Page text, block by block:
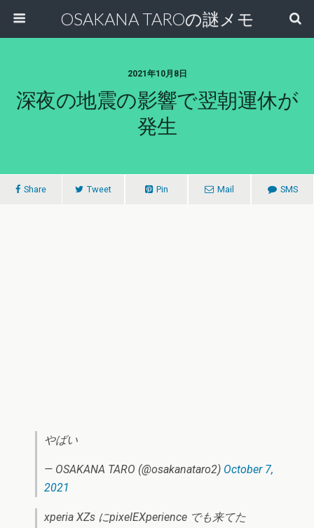
OSAKANA TAROの謎メモ
2021年10月8日
深夜の地震の影響で翌朝運休が
発生
Share Tweet Pin Mail SMS
やばい
— OSAKANA TARO (@osakanataro2) October 7,
2021
xperia XZs にpixelEXperience でも来てた